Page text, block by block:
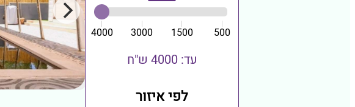
500
1500
3000
4000
עד: 4000 ש"ח
לפי איזור